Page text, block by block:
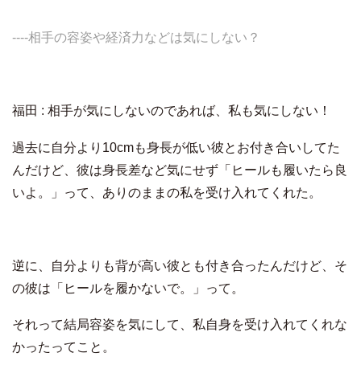
----相手の容姿や経済力などは気にしない？
福田 : 相手が気にしないのであれば、私も気にしない！
過去に自分より10cmも身長が低い彼とお付き合いしてた
んだけど、彼は身長差など気にせず「ヒールも履いたら良
いよ。」って、ありのままの私を受け入れてくれた。
逆に、自分よりも背が高い彼とも付き合ったんだけど、そ
の彼は「ヒールを履かないで。」って。
それって結局容姿を気にして、私自身を受け入れてくれな
かったってこと。